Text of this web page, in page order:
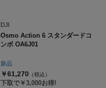
新品
DJI
Osmo Action 6 スタンダードコ
ンボ OA6J01
￥61,270 （税込）
下取で￥3,000お得!